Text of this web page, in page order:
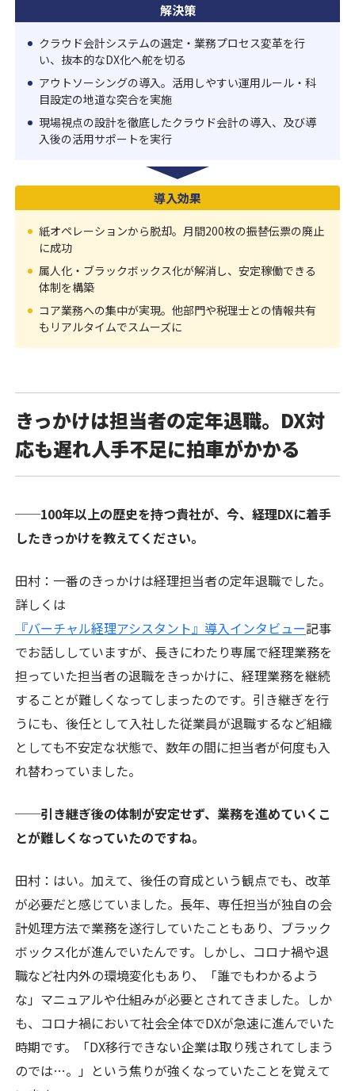
解決策
クラウド会計システムの選定・業務プロセス変革を行
い、抜本的なDX化へ舵を切る
アウトソーシングの導入。活用しやすい運用ルール・科
目設定の地道な突合を実施
現場視点の設計を徹底したクラウド会計の導入、及び導
入後の活用サポートを実行
導入効果
紙オペレーションから脱却。月間200枚の振替伝票の廃止
に成功
属人化・ブラックボックス化が解消し、安定稼働できる
体制を構築
コア業務への集中が実現。他部門や税理士との情報共有
もリアルタイムでスムーズに
きっかけは担当者の定年退職。DX対
応も遅れ人手不足に拍車がかかる
──100年以上の歴史を持つ貴社が、今、経理DXに着手
したきっかけを教えてください。
田村：一番のきっかけは経理担当者の定年退職でした。
詳しくは
『バーチャル経理アシスタント』導入インタビュー記事
でお話ししていますが、長きにわたり専属で経理業務を
担っていた担当者の退職をきっかけに、経理業務を継続
することが難しくなってしまったのです。引き継ぎを行
うにも、後任として入社した従業員が退職するなど組織
としても不安定な状態で、数年の間に担当者が何度も入
れ替わっていました。
──引き継ぎ後の体制が安定せず、業務を進めていくこ
とが難しくなっていたのですね。
田村：はい。加えて、後任の育成という観点でも、改革
が必要だと感じていました。長年、専任担当が独自の会
計処理方法で業務を遂行していたこともあり、ブラック
ボックス化が進んでいたんです。しかし、コロナ禍や退
職など社内外の環境変化もあり、「誰でもわかるよう
な」マニュアルや仕組みが必要とされてきました。しか
も、コロナ禍において社会全体でDXが急速に進んでいた
時期です。「DX移行できない企業は取り残されてしまう
のでは…。」という焦りが強くなっていたことを覚えて